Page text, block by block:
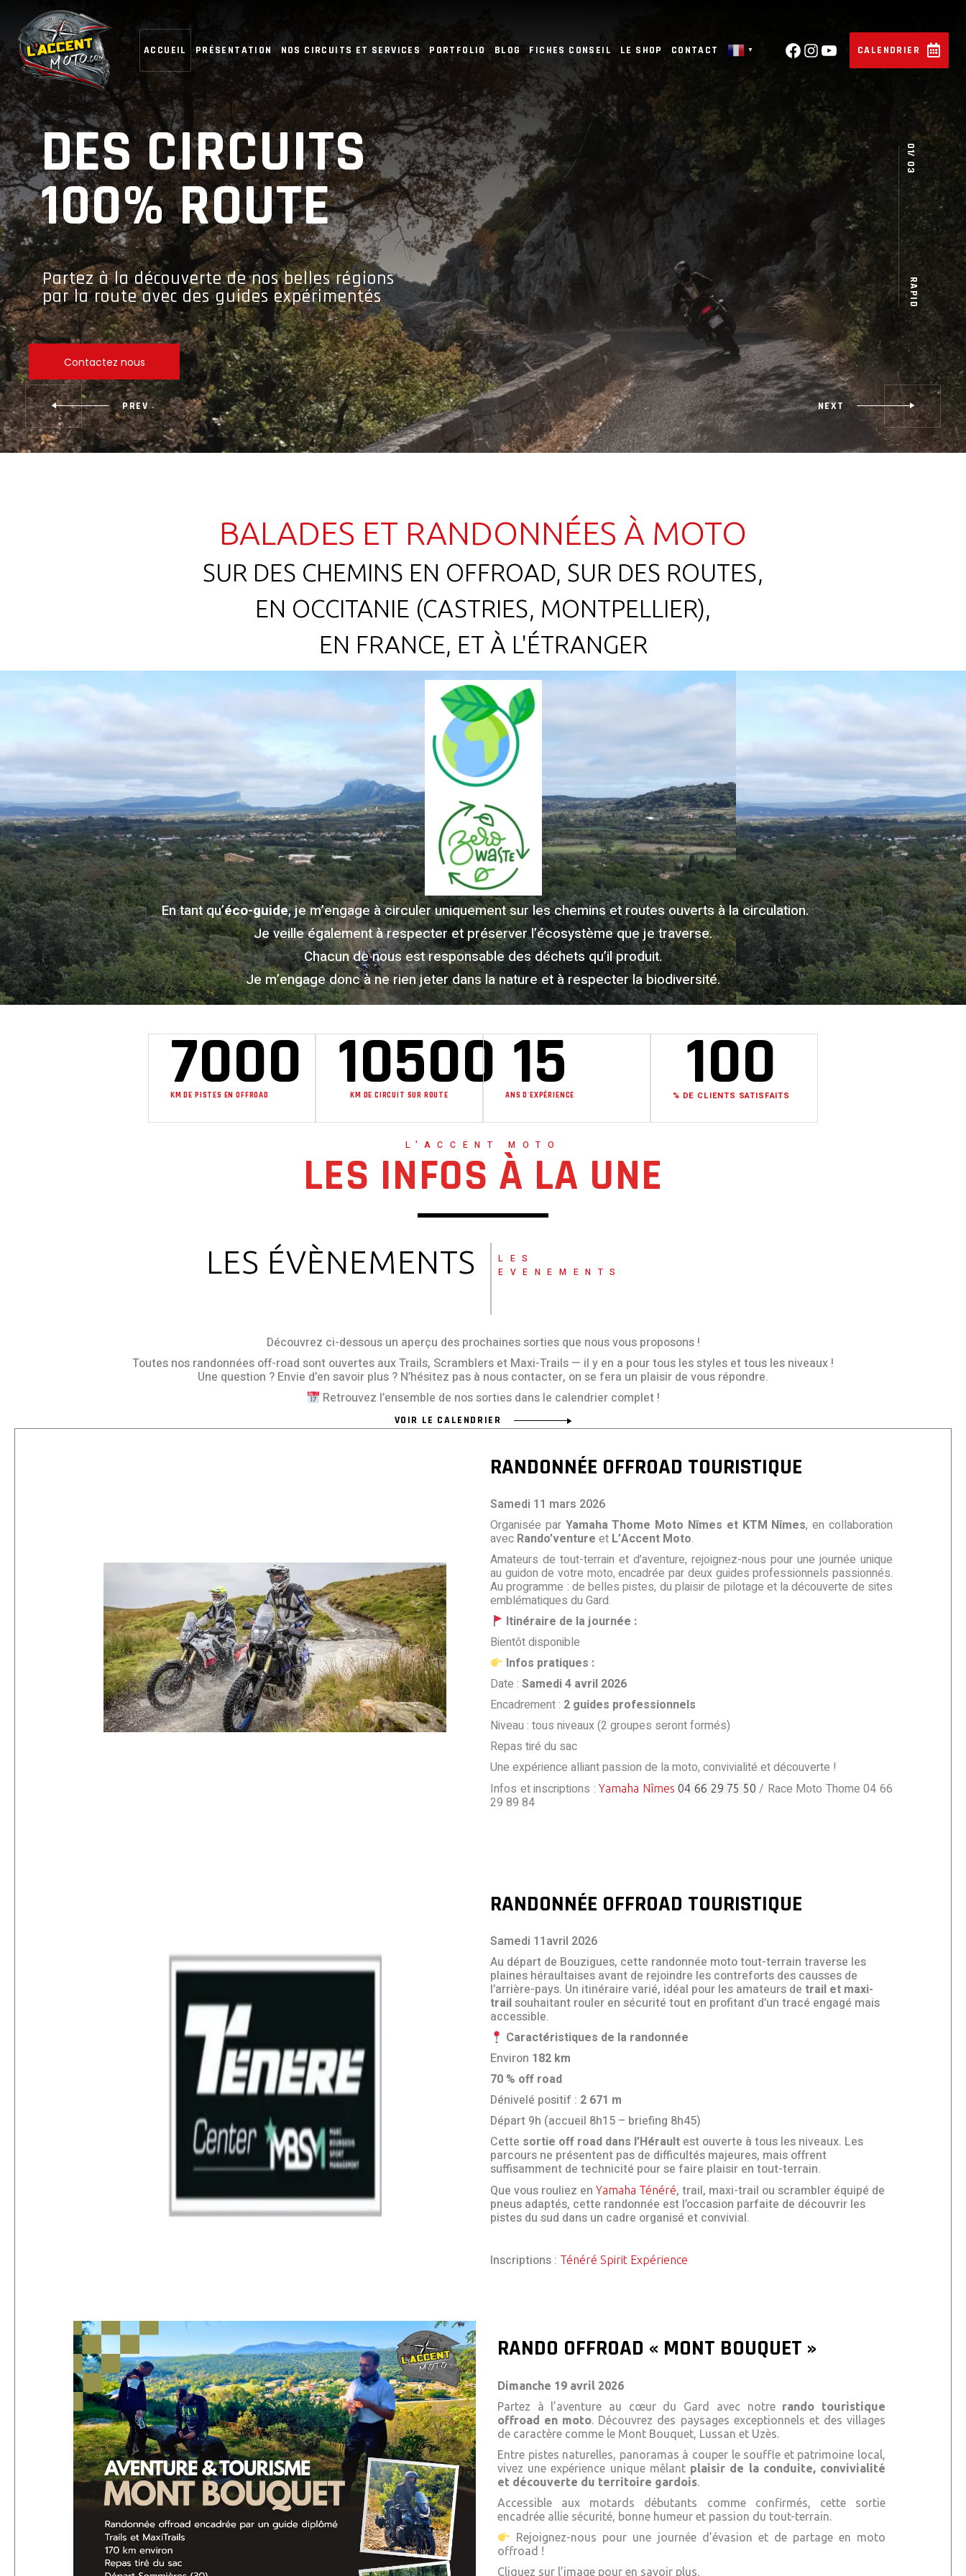
ACCUEIL PRÉSENTATION NOS CIRCUITS ET SERVICES PORTFOLIO BLOG FICHES CONSEIL LE SHOP CONTACT ▼ CALENDRIER
RAPID
DES CIRCUITS
100% ROUTE
Partez à la découverte de nos belles régions
par la route avec des guides expérimentés
Contactez nous
BALADES ET RANDONNÉES À MOTO
SUR DES CHEMINS EN OFFROAD, SUR DES ROUTES,
EN OCCITANIE (CASTRIES, MONTPELLIER),
EN FRANCE, ET À L'ÉTRANGER
En tant qu’éco-guide, je m’engage à circuler uniquement sur les chemins et routes ouverts à la circulation.
Je veille également à respecter et préserver l’écosystème que je traverse.
Chacun de nous est responsable des déchets qu’il produit.
Je m’engage donc à ne rien jeter dans la nature et à respecter la biodiversité.
KM DE PISTES EN OFFROAD
7000 KM DE CIRCUIT SUR ROUTE
10500 ANS D'EXPÉRIENCE
15 % DE CLIENTS SATISFAITS
100
L'ACCENT MOTO
LES INFOS À LA UNE
LES ÉVÈNEMENTS
LES
EVENEMENTS
Découvrez ci-dessous un aperçu des prochaines sorties que nous vous proposons !
Toutes nos randonnées off-road sont ouvertes aux Trails, Scramblers et Maxi-Trails — il y en a pour tous les styles et tous les niveaux !
Une question ? Envie d’en savoir plus ? N’hésitez pas à nous contacter, on se fera un plaisir de vous répondre.
Retrouvez l’ensemble de nos sorties dans le calendrier complet !
VOIR LE CALENDRIER
RANDONNÉE OFFROAD TOURISTIQUE
Samedi 11 mars 2026
Organisée par Yamaha Thome Moto Nîmes et KTM Nîmes, en collaboration
avec Rando’venture et L’Accent Moto.
Amateurs de tout-terrain et d’aventure, rejoignez-nous pour une journée unique
au guidon de votre moto, encadrée par deux guides professionnels passionnés.
Au programme : de belles pistes, du plaisir de pilotage et la découverte de sites
emblématiques du Gard.
Itinéraire de la journée :
Bientôt disponible
Infos pratiques :
Date : Samedi 4 avril 2026
Encadrement : 2 guides professionnels
Niveau : tous niveaux (2 groupes seront formés)
Repas tiré du sac
Une expérience alliant passion de la moto, convivialité et découverte !
Infos et inscriptions :Yamaha Nîmes 04 66 29 75 50 / Race Moto Thome 04 66
29 89 84
RANDONNÉE OFFROAD TOURISTIQUE
Samedi 11avril 2026
Au départ de Bouzigues, cette randonnée moto tout-terrain traverse les
plaines héraultaises avant de rejoindre les contreforts des causses de
l’arrière-pays. Un itinéraire varié, idéal pour les amateurs de trail et maxi-
trailsouhaitant rouler en sécurité tout en profitant d’un tracé engagé mais
accessible.
Caractéristiques de la randonnée
Environ 182 km
70 % off road
Dénivelé positif : 2 671 m
Départ 9h (accueil 8h15 – briefing 8h45)
Cette sortie off road dans l’Hérault est ouverte à tous les niveaux. Les
parcours ne présentent pas de difficultés majeures, mais offrent
suffisamment de technicité pour se faire plaisir en tout-terrain.
Que vous rouliez en Yamaha Ténéré, trail, maxi-trail ou scrambler équipé de
pneus adaptés, cette randonnée est l’occasion parfaite de découvrir les
pistes du sud dans un cadre organisé et convivial.
Inscriptions : Ténéré Spirit Expérience
RANDO OFFROAD « MONT BOUQUET »
Dimanche 19 avril 2026
Partez à l’aventure au cœur du Gard avec notre rando touristique
offroad en moto. Découvrez des paysages exceptionnels et des villages
de caractère comme le Mont Bouquet, Lussan et Uzès.
Entre pistes naturelles, panoramas à couper le souffle et patrimoine local,
vivez une expérience unique mêlant plaisir de la conduite, convivialité
et découverte du territoire gardois.
Accessible aux motards débutants comme confirmés, cette sortie
encadrée allie sécurité, bonne humeur et passion du tout-terrain.
Rejoignez-nous pour une journée d’évasion et de partage en moto
offroad !
Cliquez sur l’image pour en savoir plus.